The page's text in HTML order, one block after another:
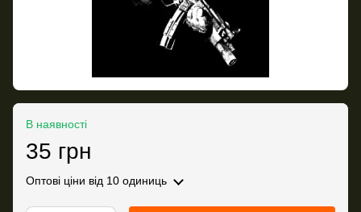
В наявності
35 грн
Оптові ціни від 10 одиниць